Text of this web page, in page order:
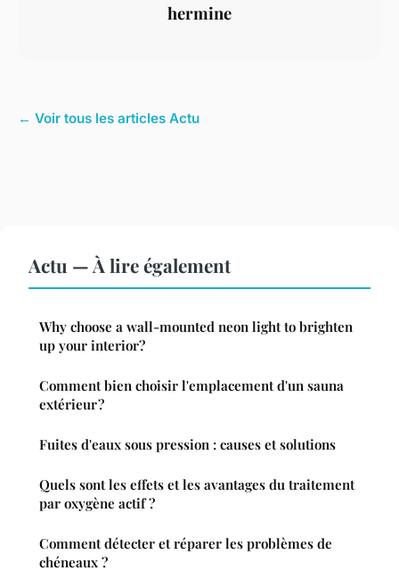
hermine
← Voir tous les articles Actu
Actu — À lire également
Why choose a wall-mounted neon light to brighten
up your interior?
Comment bien choisir l'emplacement d'un sauna
extérieur ?
Fuites d'eaux sous pression : causes et solutions
Quels sont les effets et les avantages du traitement
par oxygène actif ?
Comment détecter et réparer les problèmes de
chéneaux ?